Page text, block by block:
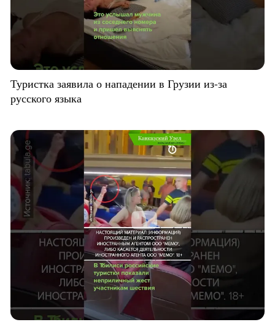
Туристка заявила о нападении в Грузии из-за
русского языка